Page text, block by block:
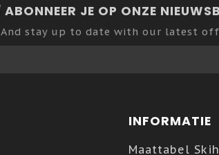
ABONNEER JE OP ONZE
And stay up to date with our latest
INFORMATIE
Maattabel